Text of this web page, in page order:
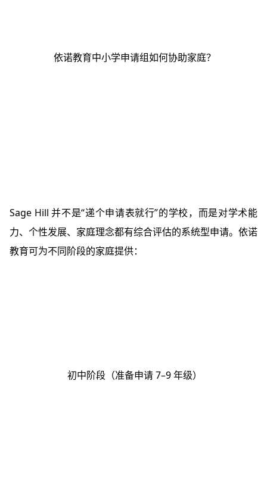
依诺教育中小学申请组如何协助家庭？
Sage Hill 并不是“递个申请表就行”的学校，而是对学术能
力、个性发展、家庭理念都有综合评估的系统型申请。依诺
教育可为不同阶段的家庭提供：
初中阶段（准备申请 7–9 年级）